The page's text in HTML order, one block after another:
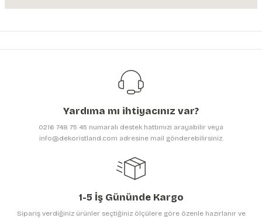
yetersiz gördüğünüz noktaları öneri formunu kullanarak tarafımıza
Görüş ve önerileriniz için teşekkür ederiz.
Ürün resmi kalitesiz, bozuk veya görüntülenemiyor.
Ürün bilgilerinde hatalar bulunuyor.
Yardıma mı ihtiyacınız var?
0216 748 75 45 numaralı destek hattımızı arayabilir veya
info@dekoristland.com adresine mail gönderebilirsiniz.
1-5 İş Gününde Kargo
Sipariş verdiğiniz ürünler seçtiğiniz ölçülere göre özenle hazırlanır ve